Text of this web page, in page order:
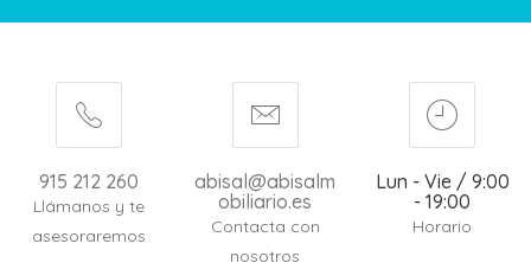
915 212 260
Llámanos y te
asesoraremos
abisal@abisalm
obiliario.es
Contacta con
nosotros
Lun - Vie / 9:00
- 19:00
Horario